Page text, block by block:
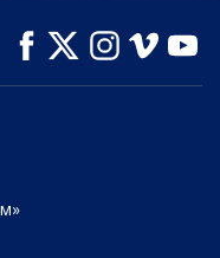
СМОТРЕТЬ
ПЕРЕДАЧИ